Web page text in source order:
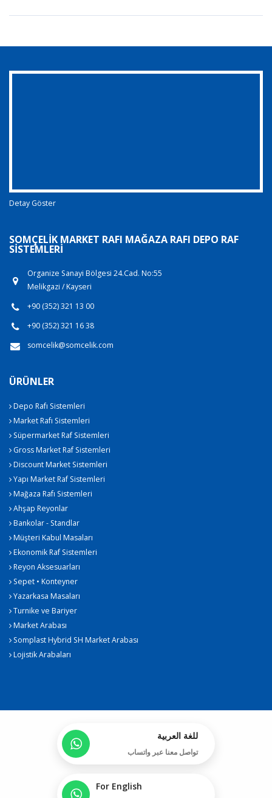
Detay Göster
SOMÇELIK MARKET RAFI MAĞAZA RAFI DEPO RAF
SISTEMLERI
Organize Sanayi Bölgesi 24.Cad. No:55
Melikgazi / Kayseri
+90 (352) 321 13 00
+90 (352) 321 16 38
somcelik@somcelik.com
ÜRÜNLER
Depo Rafı Sistemleri
Market Rafı Sistemleri
Süpermarket Raf Sistemleri
Gross Market Raf Sistemleri
Discount Market Sistemleri
Yapı Market Raf Sistemleri
Mağaza Rafı Sistemleri
Ahşap Reyonlar
Bankolar - Standlar
Müşteri Kabul Masaları
Ekonomik Raf Sistemleri
Reyon Aksesuarları
Sepet • Konteyner
Yazarkasa Masaları
Turnike ve Bariyer
Market Arabası
Somplast Hybrid SH Market Arabası
Lojistik Arabaları
للغة العربية
تواصل معنا عبر واتساب
For English